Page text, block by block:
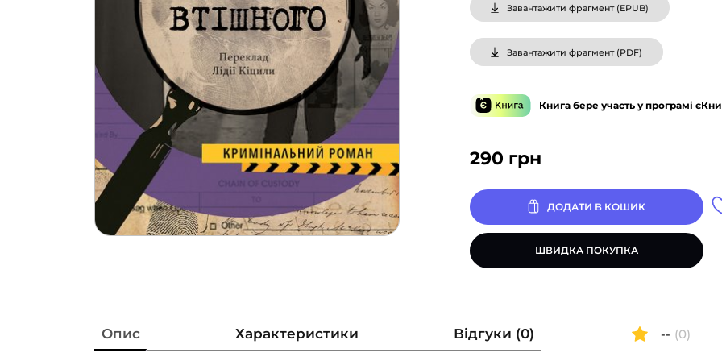
290 грн
Завантажити фрагмент (EPUB)
Завантажити фрагмент (PDF)
Книга бере участь у програмі
ДОДАТИ В КОШИК
ШВИДКА ПОКУПКА
Опис Характеристики Відгуки (0) -- (0)